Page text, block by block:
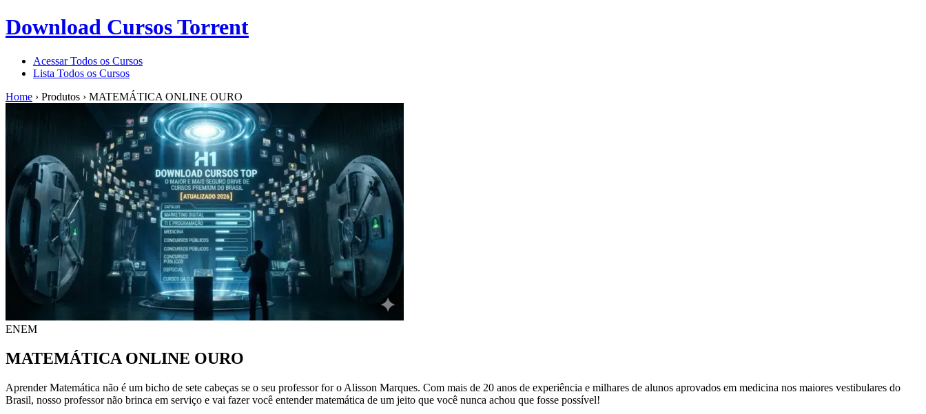
Download Cursos Torrent
Acessar Todos os Cursos
Lista Todos os Cursos
Home › Produtos › MATEMÁTICA ONLINE OURO
ENEM
MATEMÁTICA ONLINE OURO
Aprender Matemática não é um bicho de sete cabeças se o seu professor for o Alisson Marques. Com mais de 20 anos de experiência e milhares de alunos aprovados em medicina nos maiores vestibulares do
Brasil, nosso professor não brinca em serviço e vai fazer você entender matemática de um jeito que você nunca achou que fosse possível!